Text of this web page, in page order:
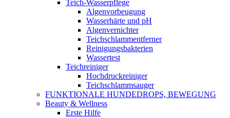
Teich-Wasserpflege
Algenvorbeugung
Wasserhärte und pH
Algenvernichter
Teichschlammentferner
Reinigungsbakterien
Wassertest
Teichreiniger
Hochdruckreiniger
Teichschlammsauger
FUNKTIONALE HUNDEDROPS, BEWEGUNG
Beauty & Wellness
Erste Hilfe